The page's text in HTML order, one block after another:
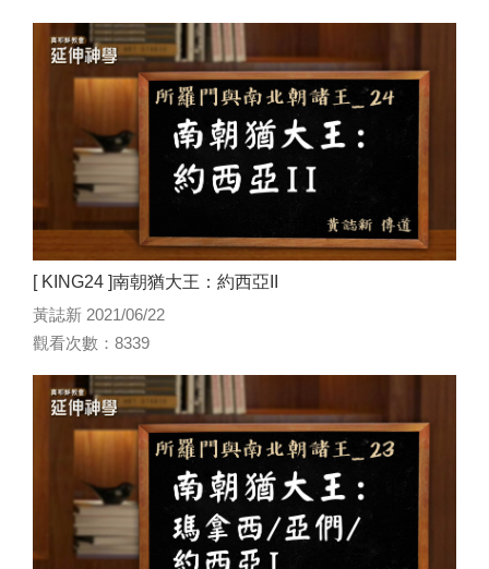
[ KING24 ]南朝猶大王：約西亞II
黃誌新 2021/06/22
觀看次數：8339